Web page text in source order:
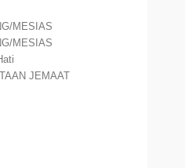
MESIAS
MESIAS
JEMAAT